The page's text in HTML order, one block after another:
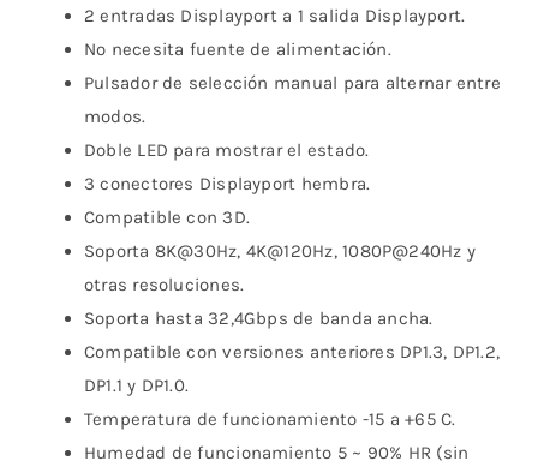
2 entradas Displayport a 1 salida Displayport.
No necesita fuente de alimentación.
Pulsador de selección manual para alternar entre
modos.
Doble LED para mostrar el estado.
3 conectores Displayport hembra.
Compatible con 3D.
Soporta 8K@30Hz, 4K@120Hz, 1080P@240Hz y
otras resoluciones.
Soporta hasta 32,4Gbps de banda ancha.
Compatible con versiones anteriores DP1.3, DP1.2,
DP1.1 y DP1.0.
Temperatura de funcionamiento -15 a +65 C.
Humedad de funcionamiento 5 ~ 90% HR (sin